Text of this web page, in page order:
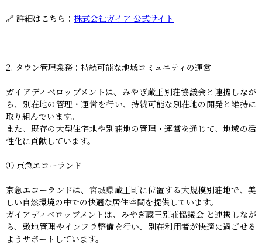
🔗 詳細はこちら： 株式会社ガイア 公式サイト
2. タウン管理業務：持続可能な地域コミュニティの運営
ガイアディベロップメントは、みやぎ蔵王別荘協議会と連携しなが
ら、別荘地の管理・運営を行い、持続可能な別荘地の開発と維持に
取り組んでいます。
また、既存の大型住宅地や別荘地の管理・運営を通じて、地域の活
性化に貢献しています。
① 京急エコーランド
京急エコーランドは、宮城県蔵王町に位置する大規模別荘地で、美
しい自然環境の中での快適な居住空間を提供しています。
ガイアディベロップメントは、みやぎ蔵王別荘協議会 と連携しなが
ら、敷地管理やインフラ整備を行い、別荘利用者が快適に過ごせる
ようサポートしています。